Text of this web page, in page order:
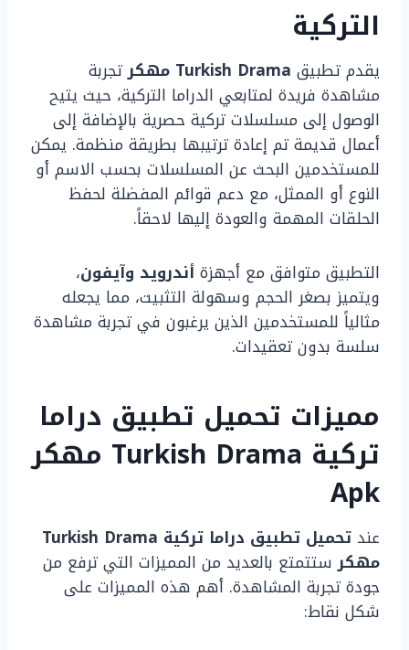
التركية
يقدم تطبيق Turkish Drama مهكر
تجربة
مشاهدة فريدة لمتابعي الدراما التركية، حيث يتيح
الوصول إلى مسلسلات تركية حصرية بالإضافة إلى
أعمال قديمة تم إعادة ترتيبها بطريقة منظمة. يمكن
للمستخدمين البحث عن المسلسلات بحسب الاسم أو
النوع أو الممثل، مع دعم قوائم المفضلة لحفظ
الحلقات المهمة والعودة إليها لاحقاً.
التطبيق متوافق مع أجهزةأندرويد وآيفون،
ويتميز بصغر الحجم وسهولة التثبيت، مما يجعله
مثالياً للمستخدمين الذين يرغبون في تجربة مشاهدة
سلسة بدون تعقيدات.
مميزات تحميل تطبيق دراما
تركية Turkish Drama مهكر
Apk
عند
تحميل تطبيق دراما تركية Turkish Drama
مهكرستتمتع بالعديد من المميزات التي ترفع من
جودة تجربة المشاهدة. أهم هذه المميزات على
شكل نقاط: